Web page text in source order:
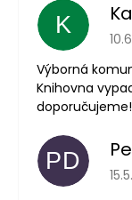
K
Výborná
Knihovna
doporučujeme!
PD